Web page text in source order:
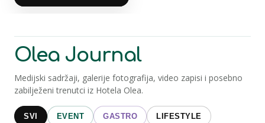
Olea Journal
Medijski sadržaji, galerije fotografija, video zapisi i posebno
zabilježeni trenutci iz Hotela Olea.
SVI EVENT GASTRO LIFESTYLE